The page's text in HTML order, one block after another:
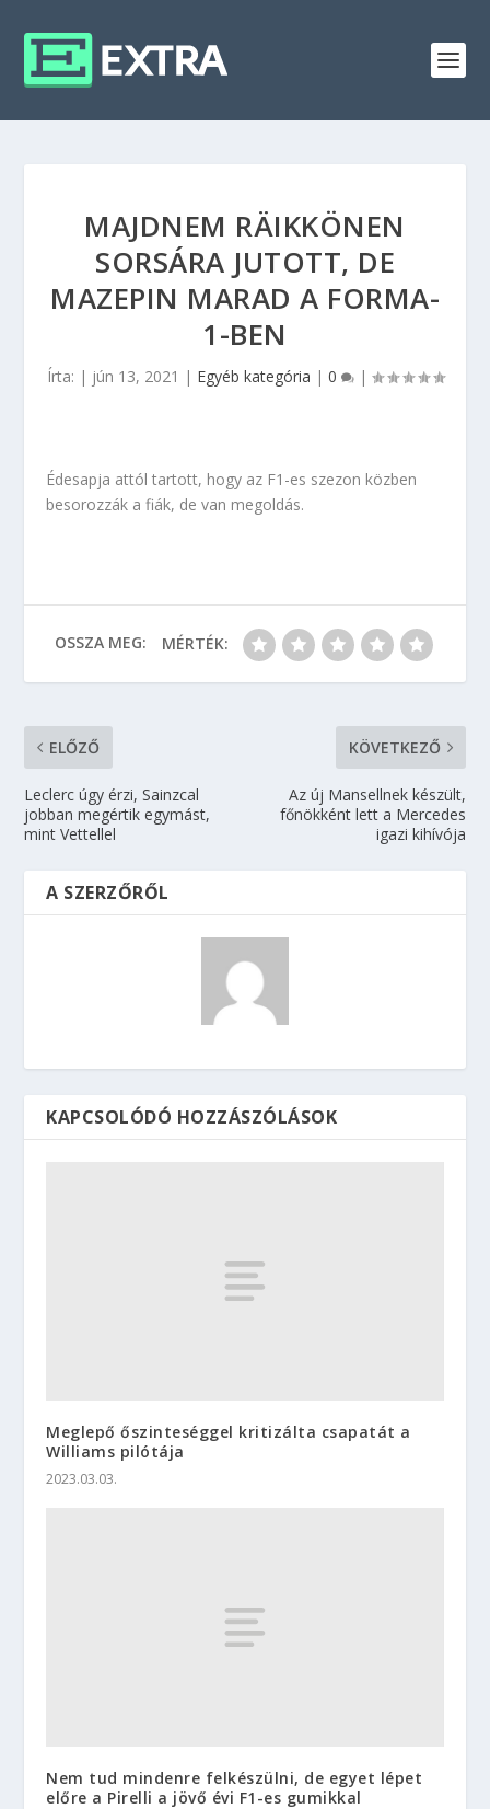
MAJDNEM RÄIKKÖNEN
SORSÁRA JUTOTT, DE
MAZEPIN MARAD A FORMA-
1-BEN
Írta: | jún 13, 2021 | Egyéb kategória | 0 |
Édesapja attól tartott, hogy az F1-es szezon közben
besorozzák a fiák, de van megoldás.
OSSZA MEG: MÉRTÉK:
ELŐZŐ
Leclerc úgy érzi, Sainzcal
jobban megértik egymást,
mint Vettellel
KÖVETKEZŐ
Az új Mansellnek készült,
főnökként lett a Mercedes
igazi kihívója
A SZERZŐRŐL
KAPCSOLÓDÓ HOZZÁSZÓLÁSOK
Meglepő őszinteséggel kritizálta csapatát a
Williams pilótája
2023.03.03.
Nem tud mindenre felkészülni, de egyet lépet
előre a Pirelli a jövő évi F1-es gumikkal